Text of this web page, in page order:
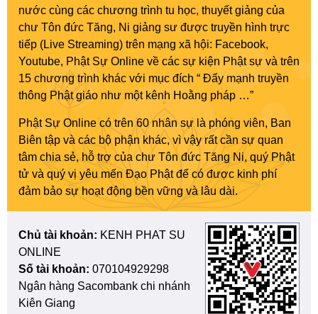
nước cùng các chương trình tu học, thuyết giảng của
chư Tôn đức Tăng, Ni giảng sư được truyền hình trực
tiếp (Live Streaming) trên mạng xã hội: Facebook,
Youtube, Phật Sự Online về các sự kiện Phật sự và trên
15 chương trình khác với mục đích “ Đẩy mạnh truyền
thông Phật giáo như một kênh Hoằng pháp …”
Phật Sự Online có trên 60 nhân sự là phóng viên, Ban
Biên tập và các bộ phận khác, vì vậy rất cần sự quan
tâm chia sẻ, hỗ trợ của chư Tôn đức Tăng Ni, quý Phật
tử và quý vị yêu mến Đạo Phật để có được kinh phí
đảm bảo sự hoạt động bền vững và lâu dài.
Chủ tài khoản: KENH PHAT SU
ONLINE
Số tài khoản: 070104929298
Ngân hàng Sacombank chi nhánh
Kiên Giang